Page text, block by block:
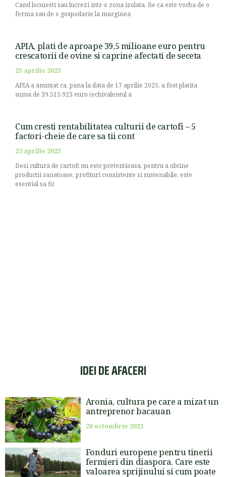
Cand locuiesti sau lucrezi intr-o zona izolata, fie ca este vorba de o
ferma sau de o gospodarie la marginea
APIA, plati de aproape 39,5 milioane euro pentru
crescatorii de ovine si caprine afectati de seceta
25 aprilie 2025
APIA a anuntat ca, pana la data de 17 aprilie 2025, a fost platita
suma de 39.515.923 euro (echivalentul a
Cum cresti rentabilitatea culturii de cartofi – 5
factori-cheie de care sa tii cont
23 aprilie 2025
Desi cultura de cartofi nu este pretentioasa, pentru a obtine
productii sanatoase, profituri consistente si sustenabile, este
esential sa fii
IDEI DE AFACERI
Aronia, cultura pe care a mizat un
antreprenor bacauan
20 octombrie 2021
Fonduri europene pentru tinerii
fermieri din diaspora. Care este
valoarea sprijinului si cum poate